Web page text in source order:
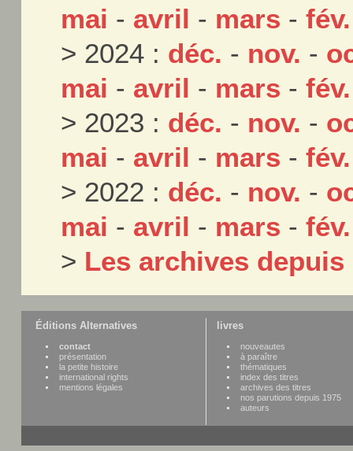
mai - avril - mars -fév.
> 2024 : déc. - nov. -
mai - avril - mars -fév.
> 2023 : déc. - nov. -
mai - avril - mars -fév.
> 2022 : déc. - nov. -
mai - avril - mars -fév.
> Les archives depuis
Éditions Alternatives
contact
présentation
la petite histoire
international rights
mentions légales
livres
nouveautes
à paraître
thématiques
index des titres
archives des titres
nos parutions depuis 1975
auteurs